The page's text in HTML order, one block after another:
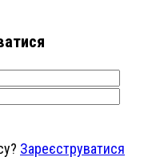
Зареєструватися